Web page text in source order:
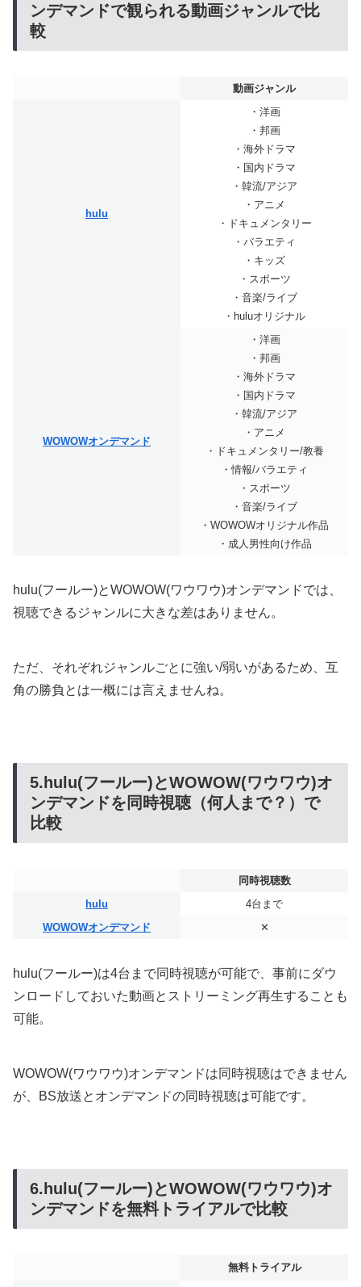
ンデマンドで観られる動画ジャンルで比
較
動画ジャンル
hulu
・洋画
・邦画
・海外ドラマ
・国内ドラマ
・韓流/アジア
・アニメ
・ドキュメンタリー
・バラエティ
・キッズ
・スポーツ
・音楽/ライブ
・huluオリジナル
WOWOWオンデマンド
・洋画
・邦画
・海外ドラマ
・国内ドラマ
・韓流/アジア
・アニメ
・ドキュメンタリー/教養
・情報/バラエティ
・スポーツ
・音楽/ライブ
・WOWOWオリジナル作品
・成人男性向け作品
hulu(フールー)とWOWOW(ワウワウ)オンデマンドでは、
視聴できるジャンルに大きな差はありません。
ただ、それぞれジャンルごとに強い/弱いがあるため、互
角の勝負とは一概には言えませんね。
5.hulu(フールー)とWOWOW(ワウワウ)オ
ンデマンドを同時視聴（何人まで？）で
比較
同時視聴数
hulu
4台まで
WOWOWオンデマンド
✕
hulu(フールー)は4台まで同時視聴が可能で、事前にダウ
ンロードしておいた動画とストリーミング再生することも
可能。
WOWOW(ワウワウ)オンデマンドは同時視聴はできません
が、BS放送とオンデマンドの同時視聴は可能です。
6.hulu(フールー)とWOWOW(ワウワウ)オ
ンデマンドを無料トライアルで比較
無料トライアル